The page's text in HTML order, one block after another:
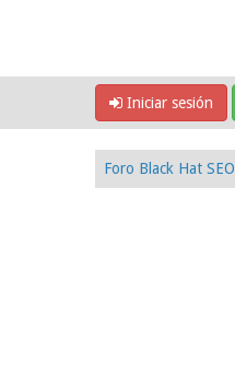
Iniciar sesión
Foro Black Hat SEO